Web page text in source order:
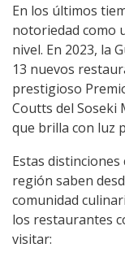
En los últimos
notoriedad como
nivel. En 2023, la
13 nuevos
prestigioso
Coutts del Soseki
que brilla con luz
Estas
región saben
comunidad
los restaurantes
visitar: